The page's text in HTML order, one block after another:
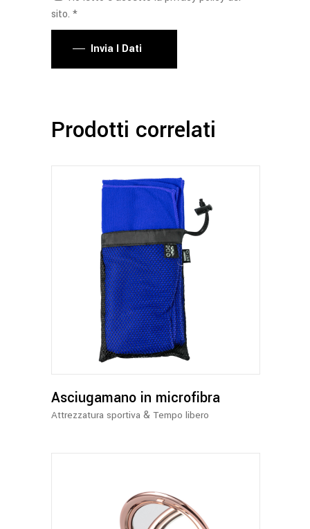
sito. *
Invia I Dati
Prodotti correlati
Questo
prodotto
ha
più
varianti.
Le
opzioni
possono
essere
prodotto
Asciugamano in microfibra
Attrezzatura sportiva & Tempo libero